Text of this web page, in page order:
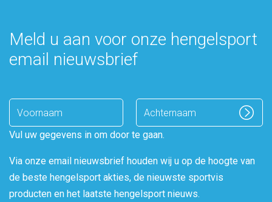
Meld u aan voor onze hengelsport
email nieuwsbrief
Enter
name
Vul uw gegevens in om door te gaan.
Via onze email nieuwsbrief houden wij u op de hoogte van
de beste hengelsport akties, de nieuwste sportvis
producten en het laatste hengelsport nieuws.